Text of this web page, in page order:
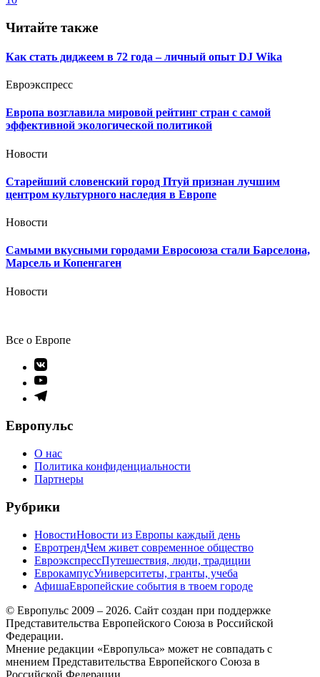
Читайте также
Как стать диджеем в 72 года – личный опыт DJ Wika
Евроэкспресс
Европа возглавила мировой рейтинг стран с самой
эффективной экологической политикой
Новости
Старейший словенский город Птуй признан лучшим
центром культурного наследия в Европе
Новости
Самыми вкусными городами Евросоюза стали Барселона,
Марсель и Копенгаген
Новости
Все о Европе
Элемент
меню
Элемент
меню
Элемент
Европульс
О нас
Политика конфиденциальности
Партнеры
Рубрики
НовостиНовости из Европы каждый день
ЕвротрендЧем живет современное общество
ЕвроэкспрессПутешествия, люди, традиции
ЕврокампусУниверситеты, гранты, учеба
АфишаЕвропейские события в твоем городе
© Европульс 2009 – 2026. Сайт создан при поддержке
Представительства Европейского Союза в Российской
Федерации.
Мнение редакции «Европульса» может не совпадать с
мнением Представительства Европейского Союза в
Российской Федерации.